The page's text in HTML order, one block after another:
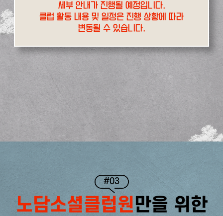
세부 안내가 진행될 예정입니다.
클럽 활동 내용 및 일정은 진행 상황에 따라
변동될 수 있습니다.
#03
노담소셜클럽원만을 위한